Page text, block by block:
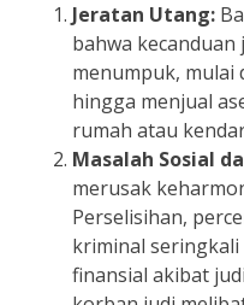
Jeratan Utang:
bahwa
menumpuk, mulai
hingga menjual
rumah atau
Masalah Sosial
merusak
Perselisihan,
kriminal
finansial akibat